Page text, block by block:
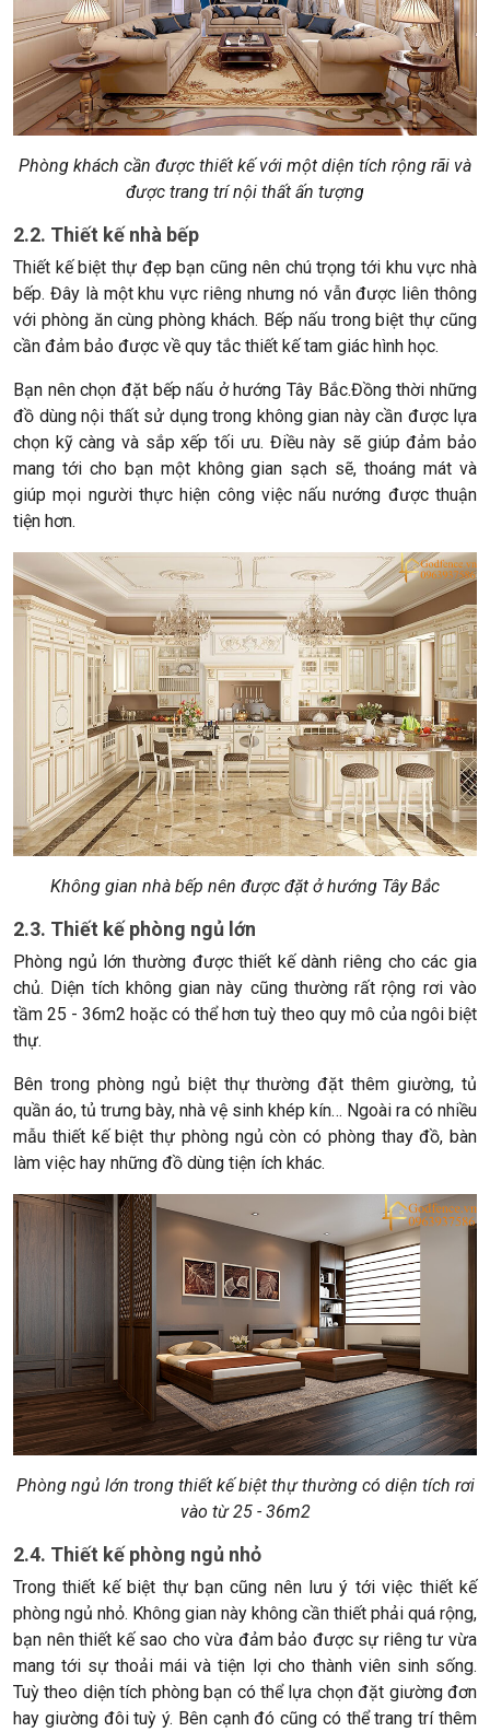
Phòng khách cần được thiết kế với một diện tích rộng rãi và
được trang trí nội thất ấn tượng
2.2. Thiết kế nhà bếp
Thiết kế biệt thự đẹp bạn cũng nên chú trọng tới khu vực nhà
bếp. Đây là một khu vực riêng nhưng nó vẫn được liên thông
với phòng ăn cùng phòng khách. Bếp nấu trong biệt thự cũng
cần đảm bảo được về quy tắc thiết kế tam giác hình học.
Bạn nên chọn đặt bếp nấu ở hướng Tây Bắc.Đồng thời những
đồ dùng nội thất sử dụng trong không gian này cần được lựa
chọn kỹ càng và sắp xếp tối ưu. Điều này sẽ giúp đảm bảo
mang tới cho bạn một không gian sạch sẽ, thoáng mát và
giúp mọi người thực hiện công việc nấu nướng được thuận
tiện hơn.
Không gian nhà bếp nên được đặt ở hướng Tây Bắc
2.3. Thiết kế phòng ngủ lớn
Phòng ngủ lớn thường được thiết kế dành riêng cho các gia
chủ. Diện tích không gian này cũng thường rất rộng rơi vào
tầm 25 - 36m2 hoặc có thể hơn tuỳ theo quy mô của ngôi biệt
thự.
Bên trong phòng ngủ biệt thự thường đặt thêm giường, tủ
quần áo, tủ trưng bày, nhà vệ sinh khép kín… Ngoài ra có nhiều
mẫu thiết kế biệt thự phòng ngủ còn có phòng thay đồ, bàn
làm việc hay những đồ dùng tiện ích khác.
Phòng ngủ lớn trong thiết kế biệt thự thường có diện tích rơi
vào từ 25 - 36m2
2.4. Thiết kế phòng ngủ nhỏ
Trong thiết kế biệt thự bạn cũng nên lưu ý tới việc thiết kế
phòng ngủ nhỏ. Không gian này không cần thiết phải quá rộng,
bạn nên thiết kế sao cho vừa đảm bảo được sự riêng tư vừa
mang tới sự thoải mái và tiện lợi cho thành viên sinh sống.
Tuỳ theo diện tích phòng bạn có thể lựa chọn đặt giường đơn
hay giường đôi tuỳ ý. Bên cạnh đó cũng có thể trang trí thêm